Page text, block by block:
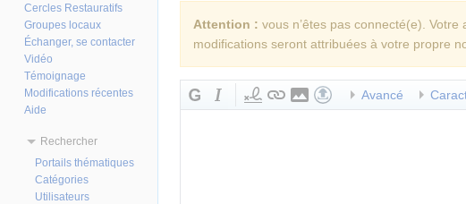
Attention : vous n’êtes pas connecté(e).
modifications seront attribuées à votre propre
Avancé
Cercles Restauratifs
Groupes locaux
Échanger, se contacter
Vidéo
Témoignage
Modifications récentes
Aide
Rechercher
Portails thématiques
Catégories
Utilisateurs